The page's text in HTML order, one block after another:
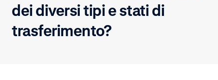
dei diversi tipi e stati di
trasferimento?